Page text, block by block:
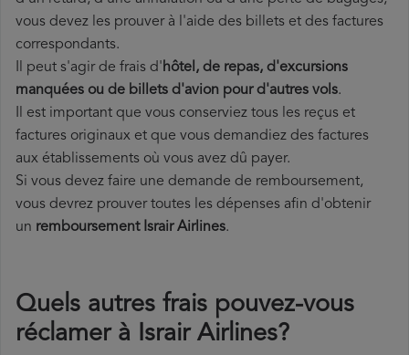
vous devez les prouver à l'aide des billets et des factures
correspondants.
Il peut s'agir de frais d'hôtel, de repas, d'excursions
manquées ou de billets d'avion pour d'autres vols.
Il est important que vous conserviez tous les reçus et
factures originaux et que vous demandiez des factures
aux établissements où vous avez dû payer.
Si vous devez faire une demande de remboursement,
vous devrez prouver toutes les dépenses afin d'obtenir
un remboursement Israir Airlines.
Quels autres frais pouvez-vous
réclamer à Israir Airlines?